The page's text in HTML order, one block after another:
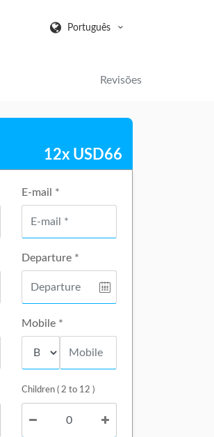
Português
Revisões
12x USD66
E-mail *
Departure *
Mobile *
Children ( 2 to 12 )